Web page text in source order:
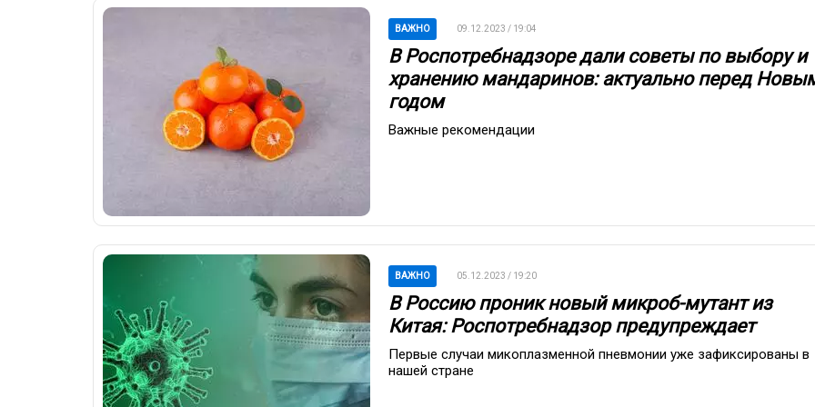
ВАЖНО 09.12.2023 / 19:04
В Роспотребнадзоре дали советы по выбору и
хранению мандаринов: актуально перед
годом
Важные рекомендации
ВАЖНО 05.12.2023 / 19:20
В Россию проник новый микроб-мутант из
Китая: Роспотребнадзор предупреждает
Первые случаи микоплазменной пневмонии уже зафиксированы в
нашей стране